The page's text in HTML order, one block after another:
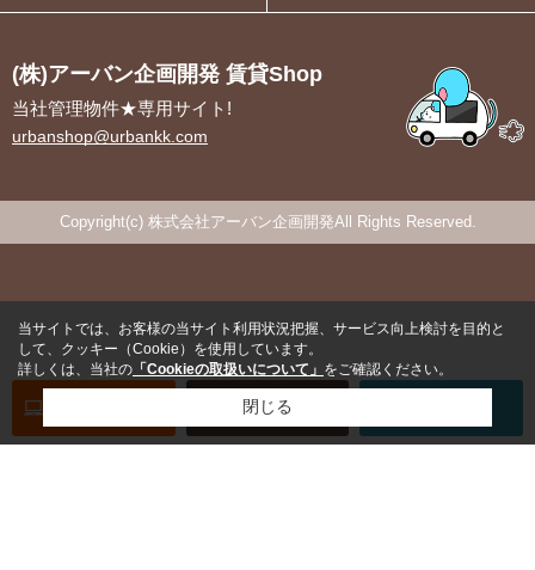
お問い合わせ
(株)アーバン企画開発 賃貸Shop
当社管理物件★専用サイト!
urbanshop@urbankk.com
Copyright(c) 株式会社アーバン企画開発All Rights Reserved.
当サイトでは、お客様の当サイト利用状況把握、サービス向上検討を目的と
して、クッキー（Cookie）を使用しています。
詳しくは、当社の 「Cookieの取扱いについて」 をご確認ください。
閉じる